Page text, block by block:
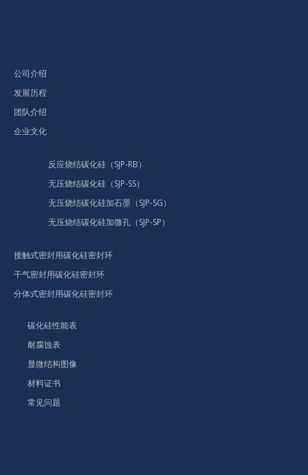
公司介绍
发展历程
团队介绍
企业文化
反应烧结碳化硅（SJP-RB）
无压烧结碳化硅（SJP-SS）
无压烧结碳化硅加石墨（SJP-SG）
无压烧结碳化硅加微孔（SJP-SP）
接触式密封用碳化硅密封环
干气密封用碳化硅密封环
分体式密封用碳化硅密封环
碳化硅性能表
耐腐蚀表
显微结构图像
材料证书
常见问题